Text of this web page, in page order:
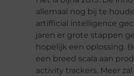
allemaal nog bij te
artifficial intelligence
jaren er grote stappen
hopelijk een oplossing.
een breed scala aan
activity trackers. Meer